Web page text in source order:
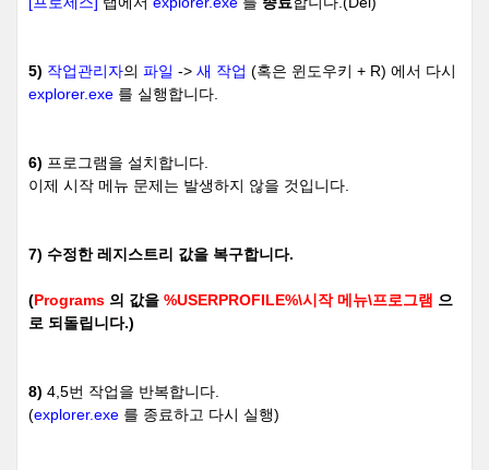
5) 작업관리자의 파일 -> 새 작업 (혹은 윈도우키 + R) 에서 다시
explorer.exe 를 실행합니다.
6) 프로그램을 설치합니다.
이제 시작 메뉴 문제는 발생하지 않을 것입니다.
7) 수정한 레지스트리 값을 복구합니다.
(Programs 의 값을 %USERPROFILE%\시작 메뉴\프로그램 으
로 되돌립니다.)
8) 4,5번 작업을 반복합니다.
(explorer.exe 를 종료하고 다시 실행)